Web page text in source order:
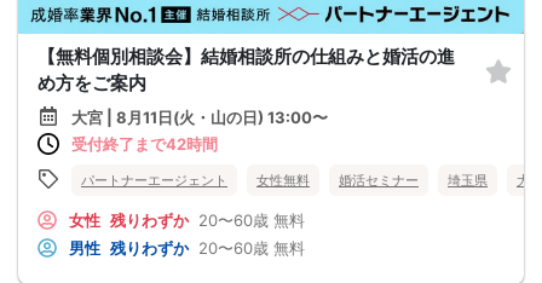
【無料個別相談会】結婚相談所の仕組みと婚活の進
め方をご案内
大宮 | 8月11日(火・山の日) 13:00〜
受付終了まで42時間
パートナーエージェント 女性無料 婚活セミナー 埼玉県 大宮
女性 残りわずか 20〜60歳 無料
男性 残りわずか 20〜60歳 無料